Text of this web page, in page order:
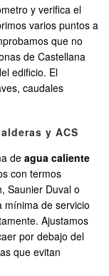
y verifica el
varios puntos a
que no
de Castellana
edificio. El
caudales
y ACS
de agua caliente
con termos
Saunier Duval o
mínima de servicio
Ajustamos
por debajo del
que evitan